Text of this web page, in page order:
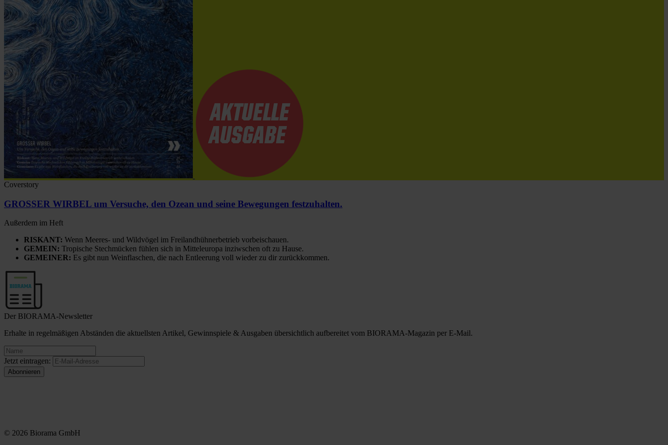
Coverstory
GROSSER WIRBEL um Versuche, den Ozean und seine Bewegungen festzuhalten.
Außerdem im Heft
RISKANT: Wenn Meeres- und Wildvögel im Freilandhühnerbetrieb vorbeischauen.
GEMEIN: Tropische Stechmücken fühlen sich in Mitteleuropa inziwschen oft zu Hause.
GEMEINER: Es gibt nun Weinflaschen, die nach Entleerung voll wieder zu dir zurückkommen.
Der BIORAMA-Newsletter
Erhalte in regelmäßigen Abständen die aktuellsten Artikel, Gewinnspiele & Ausgaben übersichtlich aufbereitet vom BIORAMA-Magazin per E-Mail.
Jetzt eintragen:
© 2026 Biorama GmbH